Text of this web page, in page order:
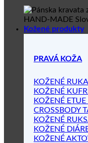
Kožené produkty
PRAVÁ KOŽA
KOŽENÉ
KOŽENÉ
KOŽENÉ ETUE
CROSSBODY
KOŽENÉ
KOŽENÉ
KOŽENÉ